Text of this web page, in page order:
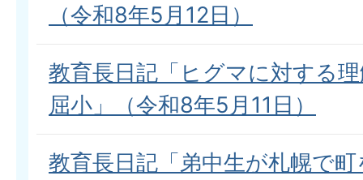
（令和8年5月12日）
教育長日記「ヒグマに対する
屈小」（令和8年5月11日）
教育長日記「弟中生が札幌で